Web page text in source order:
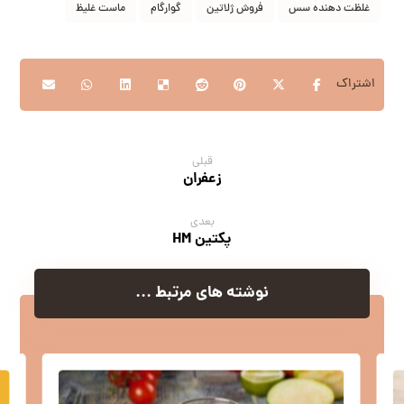
غلظت دهنده سس فروش ژلاتین گوارگام ماست غلیظ
قبلی
زعفران
بعدی
پکتین HM
نوشته های مرتبط ...